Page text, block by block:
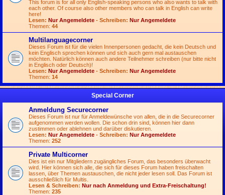
This forum is for all only English-speaking persons who also wants to talk with
each other. Of course also other members who can talk in English can write
here!
Lesen: Nur Angemeldete - Schreiben: Nur Angemeldete
Themen: 44
Multilanguagecorner
Dieses Forum ist für die vielen Innenpersonen gedacht, die kein Deutsch und
kein Englisch sprechen können und sich auch gern mal austauschen
möchten. Natürlich können auch andere Teilnehmer schreiben (nur bitte nicht
in Englisch oder Deutsch)!
Lesen: Nur Angemeldete - Schreiben: Nur Angemeldete
Themen: 14
Special Corner
Anmeldung Securecorner
Dieses Forum ist nur für Anmeldewünsche von allen, die in die Securecorner
aufgenommen werden wollen. Die schon drin sind, können hier dann
zustimmen oder ablehnen und darüber diskutieren.
Lesen: Nur Angemeldete - Schreiben: Nur Angemeldete
Themen: 252
Private Multicorner
Dies ist ein nur Mitgliedern zugängliches Forum, das besonders überwacht
wird. Hier können sich alle, die sich für dieses Forum haben freischalten
lassen, über Themen austauschen, die nicht jeder lesen soll. Das Forum ist
ausschließlich für Multis.
Lesen & Schreiben: Nur nach Anmeldung und Extra-Freischaltung!
Themen: 235